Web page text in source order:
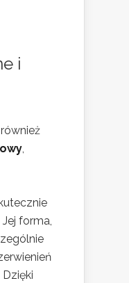
i
,
forma,